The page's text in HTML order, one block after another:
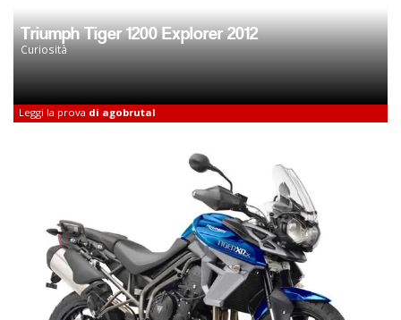
Triumph Tiger 1200 Explorer 2012
Curiosità
Leggi la prova di agobrutal